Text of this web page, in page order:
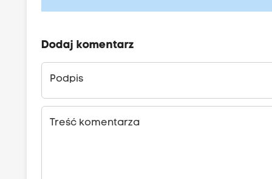
Dodaj komentarz
Podpis
Treść komentarza